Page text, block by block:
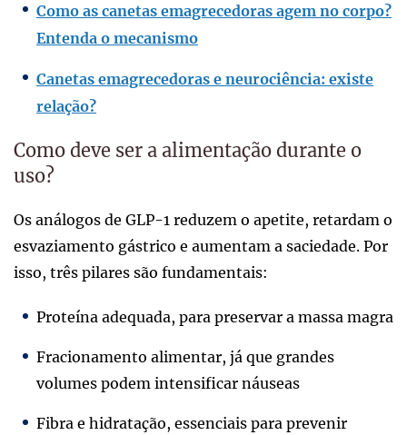
Como as canetas emagrecedoras agem no corpo?
Entenda o mecanismo
Canetas emagrecedoras e neurociência: existe
relação?
Como deve ser a alimentação durante o
uso?
Os análogos de GLP-1 reduzem o apetite, retardam o
esvaziamento gástrico e aumentam a saciedade. Por
isso, três pilares são fundamentais:
Proteína adequada, para preservar a massa magra
Fracionamento alimentar, já que grandes
volumes podem intensificar náuseas
Fibra e hidratação, essenciais para prevenir